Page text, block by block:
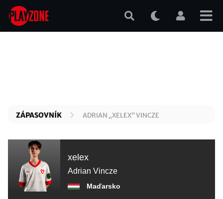
Přejít
hlavnímu
ZÁPASOVNÍK ADRIAN „XELEX“ VINCZE
xelex
Adrian Vincze
Maďarsko